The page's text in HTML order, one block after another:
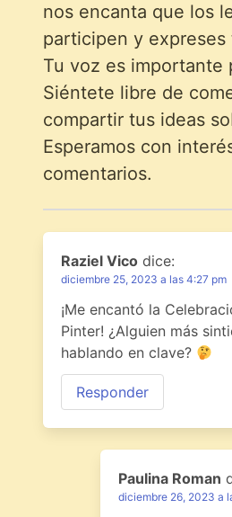
nos encanta que los
participen y expreses
Tu voz es importante
Siéntete libre de
compartir tus ideas
Esperamos con
comentarios.
Raziel Vico dice:
diciembre 25, 2023 a las 4:27 pm
¡Me encantó la
Pinter! ¿Alguien más
hablando en clave?
Responder
Paulina Roman
diciembre 26, 2023 a